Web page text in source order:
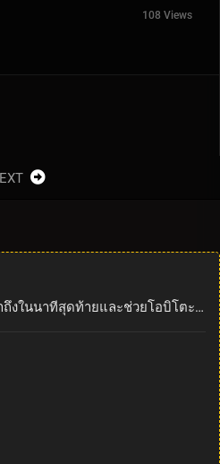
108 Views
งในนาทีสุดท้ายและช่วยโอบิโตะ…